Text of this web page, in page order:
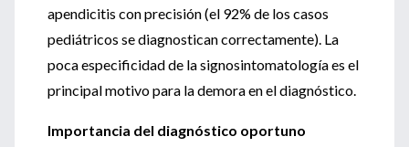
apendicitis con precisión (el 92% de los casos
pediátricos se diagnostican correctamente). La
poca especificidad de la signosintomatología es el
principal motivo para la demora en el diagnóstico.
Importancia del diagnóstico oportuno